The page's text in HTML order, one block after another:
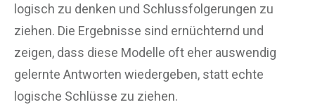
logisch zu denken und Schlussfolgerungen zu
ziehen. Die Ergebnisse sind ernüchternd und
zeigen, dass diese Modelle oft eher auswendig
gelernte Antworten wiedergeben, statt echte
logische Schlüsse zu ziehen.